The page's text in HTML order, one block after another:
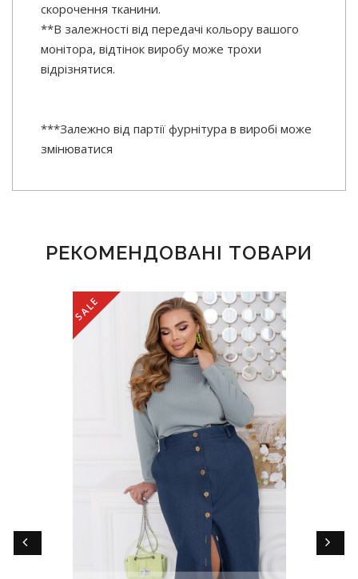
скорочення тканини.
**В залежності від передачі кольору вашого
монітора, відтінок виробу може трохи
відрізнятися.
***Залежно від партії фурнітура в виробі може
змінюватися
РЕКОМЕНДОВАНІ ТОВАРИ
SALE